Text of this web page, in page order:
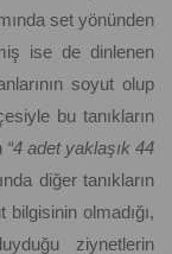
set yönünden
ise de dinlenen
soyut olup
bu tanıkların
“4 adet yaklaşık 44
diğer tanıkların
olmadığı,
ziynetlerin